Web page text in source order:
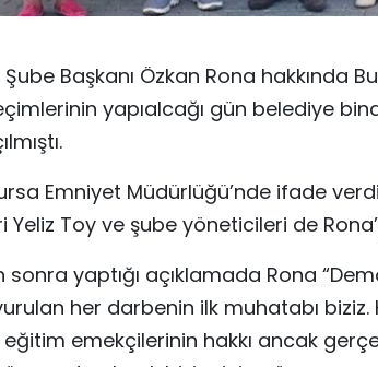
Başkanı Özkan Rona hakkında
yapıalcağı gün belediye
Emniyet Müdürlüğü’nde ifade
Yeliz Toy ve şube yöneticileri de
yaptığı açıklamada Rona
her darbenin ilk muhatabı biziz.
emekçilerinin hakkı ancak